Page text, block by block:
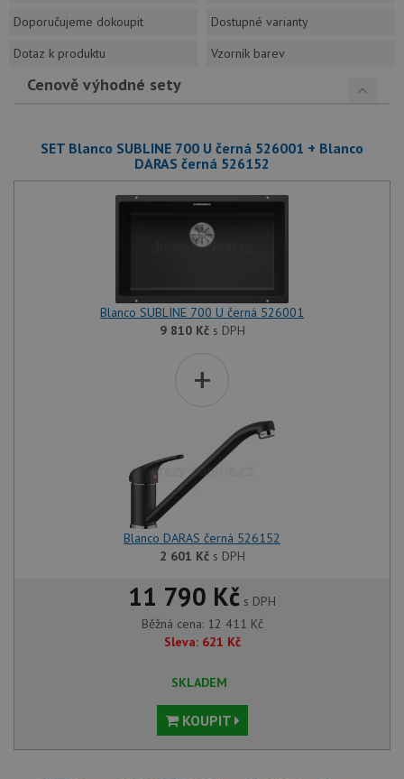
Doporučujeme dokoupit
Dostupné varianty
Dotaz k produktu
Vzorník barev
Cenově výhodné sety
SET Blanco SUBLINE 700 U černá 526001 + Blanco
DARAS černá 526152
Blanco SUBLINE 700 U černá 526001
9 810 Kčs DPH
+
Blanco DARAS černá 526152
2 601 Kčs DPH
11 790 Kč s DPH
Běžná cena: 12 411 Kč
Sleva: 621 Kč
SKLADEM
KOUPIT